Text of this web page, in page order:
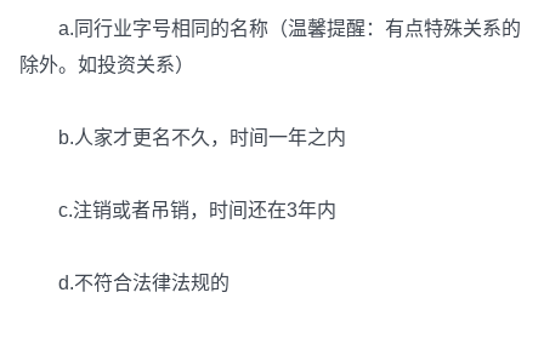
a.同行业字号相同的名称（温馨提醒：有点特殊关系的
除外。如投资关系）
b.人家才更名不久，时间一年之内
c.注销或者吊销，时间还在3年内
d.不符合法律法规的